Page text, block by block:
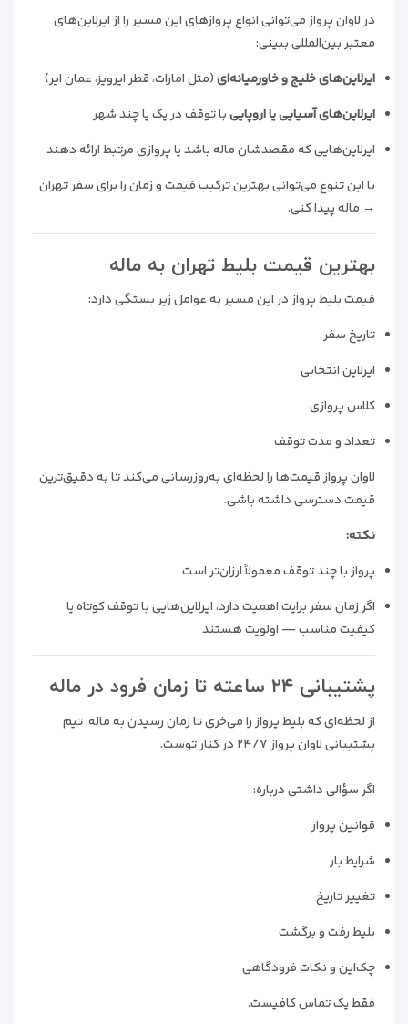
در لاوان پرواز می‌توانی انواع پروازهای این مسیر را از ایرلاین‌های
معتبر بین‌المللی ببینی:
ایرلاین‌های خلیج و خاورمیانه‌ای(مثل امارات، قطر ایرویز، عمان ایر)
ایرلاین‌های آسیایی یا اروپاییبا توقف در یک یا چند شهر
ایرلاین‌هایی که مقصدشان ماله باشد یا پروازی مرتبط ارائه دهند
با این تنوع می‌توانی بهترین ترکیب قیمت و زمان را برای سفر تهران
→ ماله پیدا کنی.
بهترین قیمت بلیط تهران به ماله
قیمت بلیط پرواز در این مسیر به عوامل زیر بستگی دارد:
تاریخ سفر
ایرلاین انتخابی
کلاس پروازی
تعداد و مدت توقف
لاوان پرواز قیمت‌ها را لحظه‌ای به‌روزرسانی می‌کند تا به دقیق‌ترین
قیمت دسترسی داشته باشی.
نکته:
پرواز با چند توقف معمولاً ارزان‌تر است
اگر زمان سفر برایت اهمیت دارد، ایرلاین‌هایی با توقف کوتاه یا
کیفیت مناسب — اولویت هستند
پشتیبانی ۲۴ ساعته تا زمان فرود در ماله
از لحظه‌ای که بلیط پرواز را می‌خری تا زمان رسیدن به ماله، تیم
پشتیبانی لاوان پرواز ۲۴/۷ در کنار توست.
اگر سؤالی داشتی درباره:
قوانین پرواز
شرایط بار
تغییر تاریخ
بلیط رفت و برگشت
چک‌این و نکات فرودگاهی
فقط یک تماس کافیست.